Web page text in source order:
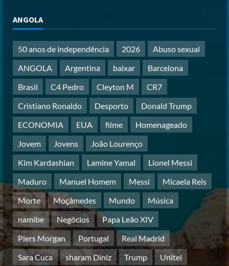
4
desejo de domínio”
Posted on 4 months ago
5
Irão reabre Estreito de Ormuz
durante trégua de 10 dias entre Israel
e Líbano
Posted on 4 months ago
ANGOLA
50 anos de independência 2026
Abuso sexual
ANGOLA
Argentina baixar
Barcelona
Brasil
C4 Pedro Cleyton M
CR7
Cristiano Ronaldo
Desporto
Donald Trump
ECONOMIA
EUA filme
Homenageado
Jovem
Jovens
João Lourenço
Kim Kardashian
Lamine Yamal
Lionel Messi
Maduro
Manuel Homem Messi
Micaela Reis
Morte
Moçâmedes Mundo
Música
namibe
Negócios
Papa Leão XIV
Piers Morgan
Portugal
Real Madrid
Sara Cuca
sharam Diniz Trump
Unitel